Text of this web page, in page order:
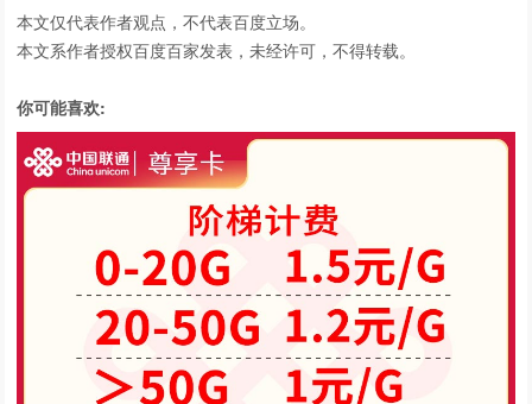
本文仅代表作者观点，不代表百度立场。
本文系作者授权百度百家发表，未经许可，不得转载。
你可能喜欢: